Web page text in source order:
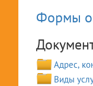
Формы
Адрес,
Виды